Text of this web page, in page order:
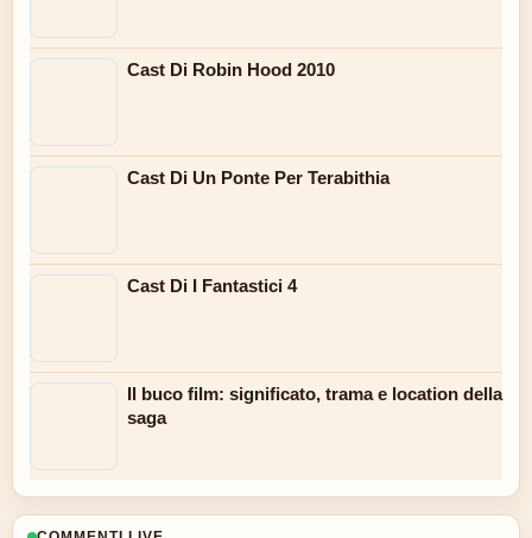
Cast Di Robin Hood 2010
Cast Di Un Ponte Per Terabithia
Cast Di I Fantastici 4
Il buco film: significato, trama e location della
saga